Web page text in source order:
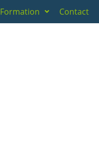
Formation Contact